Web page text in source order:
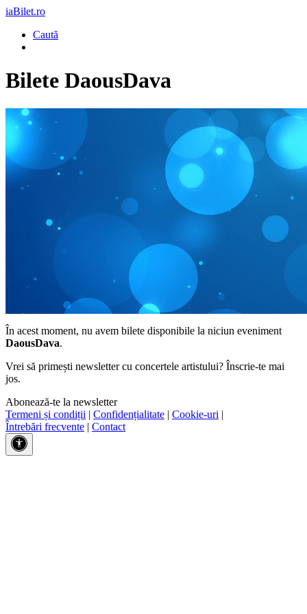
iaBilet.ro
Caută
Bilete DaousDava
În acest moment, nu avem bilete disponibile la niciun eveniment
DaousDava.
Vrei să primești newsletter cu concertele artistului? Înscrie-te mai
jos.
Abonează-te la newsletter
Termeni și condiții | Confidențialitate | Cookie-uri |
Întrebări frecvente | Contact